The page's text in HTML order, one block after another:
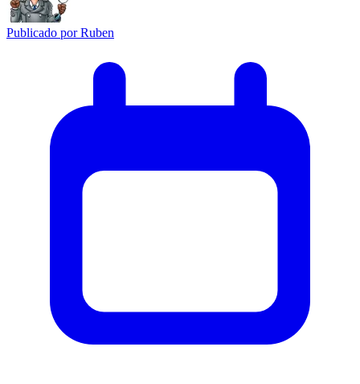
Publicado porRuben